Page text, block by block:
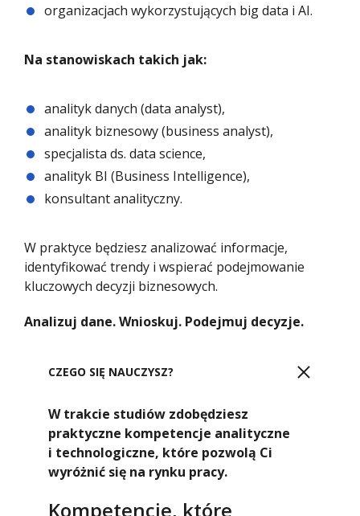
organizacjach wykorzystujących big data i AI.
Na stanowiskach takich jak:
analityk danych (data analyst),
analityk biznesowy (business analyst),
specjalista ds. data science,
analityk BI (Business Intelligence),
konsultant analityczny.
W praktyce będziesz analizować informacje,
identyfikować trendy i wspierać podejmowanie
kluczowych decyzji biznesowych.
Analizuj dane. Wnioskuj. Podejmuj decyzje.
CZEGO SIĘ NAUCZYSZ?
W trakcie studiów zdobędziesz
praktyczne kompetencje analityczne
i technologiczne, które pozwolą Ci
wyróżnić się na rynku pracy.
Kompetencje, które